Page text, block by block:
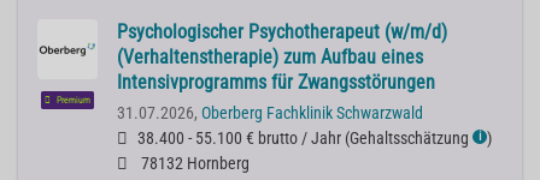
Premium
Psychologischer Psychotherapeut (w/m/d)
(Verhaltenstherapie) zum Aufbau eines
Intensivprogramms für Zwangsstörungen
31.07.2026, Oberberg Fachklinik Schwarzwald
38.400 - 55.100 € brutto / Jahr (Gehaltsschätzung ℹ )
78132 Hornberg